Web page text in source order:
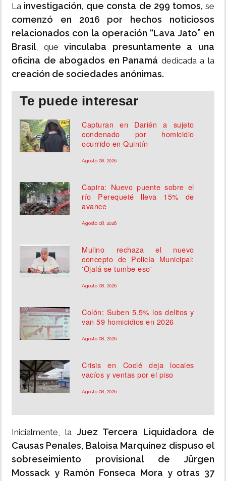
La investigación, que consta de 299 tomos,se
comenzó en 2016 por hechos noticiosos
relacionados con la operación “Lava Jato” en
Brasil, quevinculaba presuntamente a una
oficina de abogados en Panamá dedicada a la
creación de sociedades anónimas.
Te puede interesar
Capturan en Darién a sujeto
condenado por homicidio
ocurrido en Quintín
Agosto 08, 2026
Capira: Nuevo puente sobre el
río Perequeté lleva 15% de
avance
Agosto 08, 2026
Mulino rechaza el nuevo
concepto de Policía Municipal:
'Ojalá se tumbe eso'
Agosto 08, 2026
Colón: Suben 5.5% los delitos y
van 59 homicidios en 2026
Agosto 08, 2026
Crisis en Coclé deja locales
vacíos y ventas por el piso
Agosto 08, 2026
Inicialmente, la Juez Tercera Liquidadora de
Causas Penales, Baloisa Marquínez dispuso el
sobreseimiento provisional de Jürgen
Mossack y Ramón Fonseca Mora y otras 37